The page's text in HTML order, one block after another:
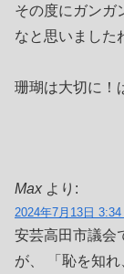
その度にガンガ
なと思いました
珊瑚は大切に！
Max より:
2024年7月13日 3:34
安芸高田市議会
が、 「恥を知れ